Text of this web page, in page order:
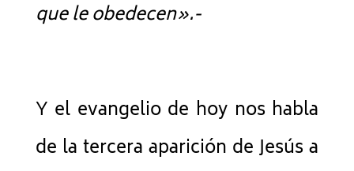
que le obedecen».-
Y el evangelio de hoy nos habla
de la tercera aparición de Jesús a